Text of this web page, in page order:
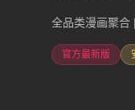
全品类漫画聚合
官方最新版